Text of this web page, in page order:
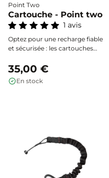
Point Two
Cartouche - Point two
1 avis
Optez pour une recharge fiable
et sécurisée : les cartouches
fonctionnement de votre gilet
airbag Points Two à chaque
utilisation.
35,00 €
En stock